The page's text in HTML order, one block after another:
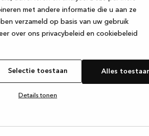
met andere informatie die u aan ze
verzameld op basis van uw gebruik
over ons privacybeleid en cookiebeleid
Selectie toestaan Alles
Details tonen
while loadingwww.kvik.be (see the